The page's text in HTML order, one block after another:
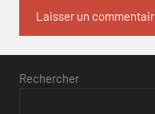
Rechercher